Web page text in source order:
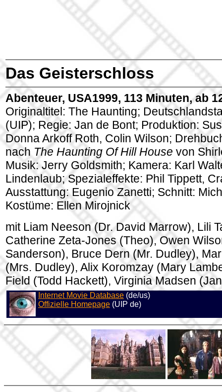
Das Geisterschloss
Abenteuer, USA1999, 113 Minuten, ab
Originaltitel: The Haunting;
(UIP); Regie: Jan de Bont; Produktion:
Donna Arkoff Roth, Colin Wilson;
nach The Haunting Of Hill House von
Musik: Jerry Goldsmith; Kamera: Karl
Lindenlaub; Spezialeffekte: Phil Tippett,
Ausstattung: Eugenio Zanetti; Schnitt:
Kostüme: Ellen Mirojnick
mit Liam Neeson (Dr. David Marrow), Lili
Catherine Zeta-Jones (Theo), Owen
Sanderson), Bruce Dern (Mr. Dudley),
(Mrs. Dudley), Alix Koromzay (Mary
Field (Todd Hackett), Virginia Madsen
Internet Movie Database (de/us)
Offizielle Homepage (UIP de)